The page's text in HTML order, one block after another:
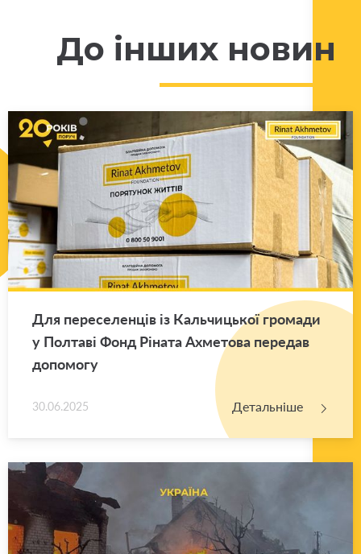
До інших новин
Для пе­ре­се­лен­ців із Каль­чи­цької гро­ма­ди
у Пол­та­ві Фонд Рі­на­та Ахме­то­ва пе­ре­дав
до­по­мо­гу
30.06.2025 Детальніше